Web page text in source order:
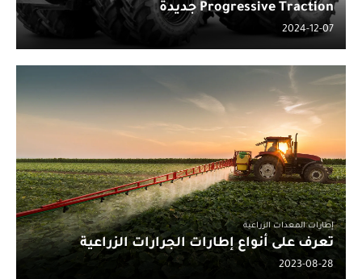
Progressive Traction جديدة
2024-12-07
إطارات المعدات الزراعية
تعرف على أنواع إطارات الجرارات الزراعية
2023-08-28